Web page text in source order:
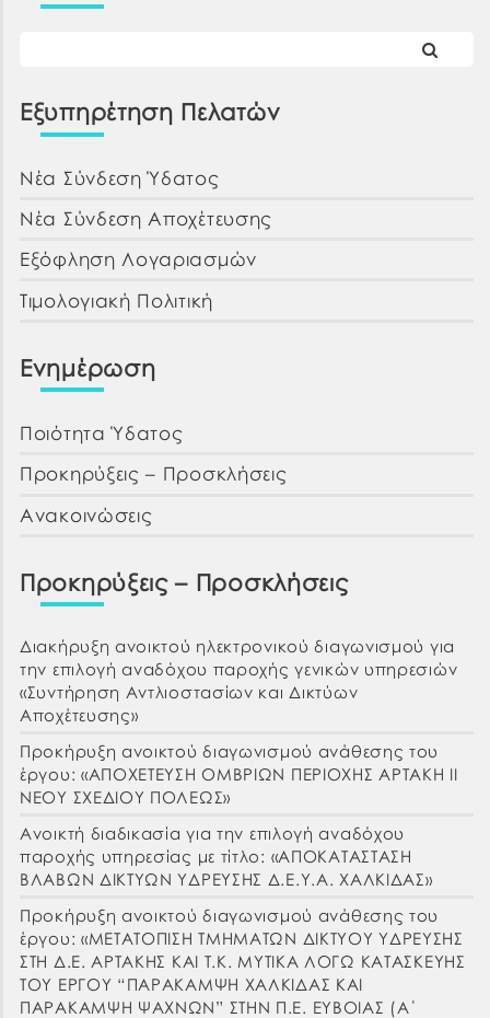
Εξυπηρέτηση Πελατών
Νέα Σύνδεση Ύδατος
Νέα Σύνδεση Αποχέτευσης
Εξόφληση Λογαριασμών
Τιμολογιακή Πολιτική
Ενημέρωση
Ποιότητα Ύδατος
Προκηρύξεις – Προσκλήσεις
Ανακοινώσεις
Προκηρύξεις – Προσκλήσεις
Διακήρυξη ανοικτού ηλεκτρονικού διαγωνισμού για
την επιλογή αναδόχου παροχής γενικών υπηρεσιών
«Συντήρηση Αντλιοστασίων και Δικτύων
Αποχέτευσης»
Προκήρυξη ανοικτού διαγωνισμού ανάθεσης του
έργου: «ΑΠΟΧΕΤΕΥΣΗ ΟΜΒΡΙΩΝ ΠΕΡΙΟΧΗΣ ΑΡΤΑΚΗ ΙΙ
ΝΕΟΥ ΣΧΕΔΙΟΥ ΠΟΛΕΩΣ»
Ανοικτή διαδικασία για την επιλογή αναδόχου
παροχής υπηρεσίας με τίτλο: «ΑΠΟΚΑΤΑΣΤΑΣΗ
ΒΛΑΒΩΝ ΔΙΚΤΥΩΝ ΥΔΡΕΥΣΗΣ Δ.Ε.Υ.Α. ΧΑΛΚΙΔΑΣ»
Προκήρυξη ανοικτού διαγωνισμού ανάθεσης του
έργου: «ΜΕΤΑΤΟΠΙΣΗ ΤΜΗΜΑΤΩΝ ΔΙΚΤΥΟΥ ΥΔΡΕΥΣΗΣ
ΣΤΗ Δ.Ε. ΑΡΤΑΚΗΣ ΚΑΙ Τ.Κ. ΜΥΤΙΚΑ ΛΟΓΩ ΚΑΤΑΣΚΕΥΗΣ
ΤΟΥ ΕΡΓΟΥ “ΠΑΡΑΚΑΜΨΗ ΧΑΛΚΙΔΑΣ ΚΑΙ
ΠΑΡΑΚΑΜΨΗ ΨΑΧΝΩΝ” ΣΤΗΝ Π.Ε. ΕΥΒΟΙΑΣ (Α΄